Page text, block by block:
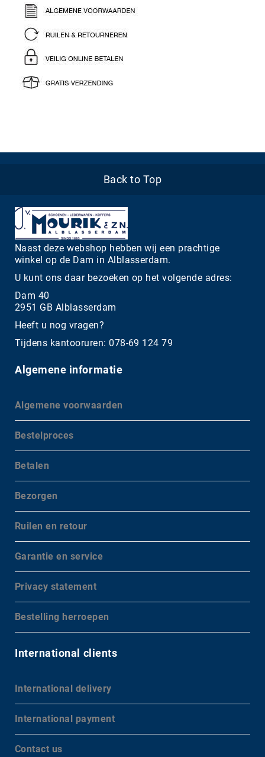
Back to Top
Naast deze webshop hebben wij een prachtige
winkel op de Dam in Alblasserdam.
U kunt ons daar bezoeken op het volgende adres:
Dam 40
2951 GB Alblasserdam
Heeft u nog vragen?
Tijdens kantooruren: 078-69 124 79
Algemene informatie
Algemene voorwaarden
Bestelproces
Betalen
Bezorgen
Ruilen en retour
Garantie en service
Privacy statement
Bestelling herroepen
International clients
International delivery
International payment
Contact us